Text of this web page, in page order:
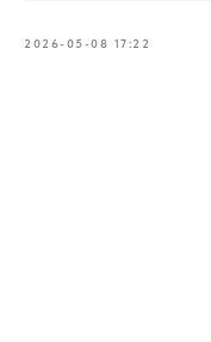
2026-05-08 17:22